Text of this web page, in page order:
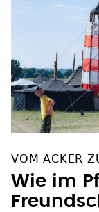
VOM ACKER
Wie im